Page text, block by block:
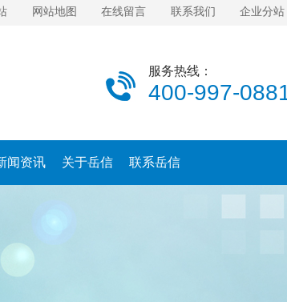
网站地图 在线留言 联系我们 企业分站
服务热线：
400-997-
闻资讯 关于岳信 联系岳信